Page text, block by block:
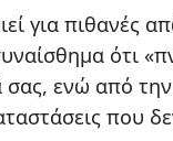
για πιθανές
ότι
σας, ενώ από
που